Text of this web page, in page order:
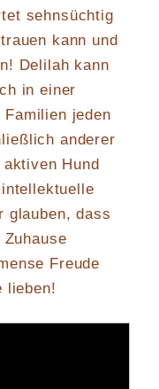
sehnsüchtig
kann und
Delilah kann
in einer
jeden
anderer
Hund
glauben, dass
Freude
lieben!